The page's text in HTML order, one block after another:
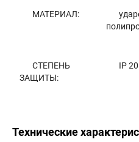
МАТЕРИАЛ:
СТЕПЕНЬ
ЗАЩИТЫ:
IP 20
Технические